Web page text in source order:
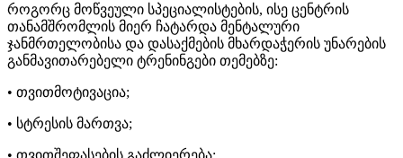
როგორც მოწვეული სპეციალისტების, ისე ცენტრის
თანამშრომლის მიერ ჩატარდა მენტალური
ჯანმრთელობისა და დასაქმების მხარდაჭერის უნარების
განმავითარებელი ტრენინგები თემებზე:
• თვითმოტივაცია;
• სტრესის მართვა;
• თვითშეფასების გაძლიერება;